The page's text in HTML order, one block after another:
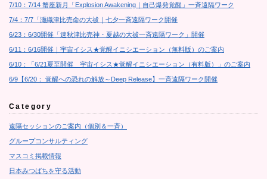
7/10：7/14 蟹座新月「Explosion Awakening｜自己爆発覚醒」一斉遠隔ワーク
7/4：7/7「瀬織津比売命の大祓｜七夕一斉遠隔ワーク開催
6/23：6/30開催「速秋津比売神・夏越の大祓一斉遠隔ワーク」開催
6/11：6/16開催｜宇宙イシス★覚醒イニシエーション（無料版）のご案内
6/10：「6/21夏至開催 宇宙イシス★覚醒イニシエーション（有料版）」のご案内
6/9【6/20： 覚醒への恐れの解放～Deep Release】一斉遠隔ワーク開催
Category
遠隔セッションのご案内（個別＆一斉）
グループコンサルティング
マスコミ掲載情報
日本みつばちを守る活動